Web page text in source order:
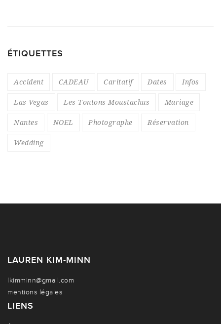
ÉTIQUETTES
Accident CADEAU Caritatif Dates Infos
Las Vegas Les Tontons Moustachus Mariage
Nantes NOEL Photographe Réservation
Wedding
LAUREN KIM-MINN
lkimminn@gmail.com
mentions légales
LIENS